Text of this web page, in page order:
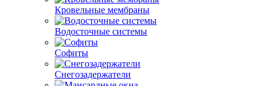
Кровельные мембраны
Водосточные системы
Софиты
Снегозадержатели